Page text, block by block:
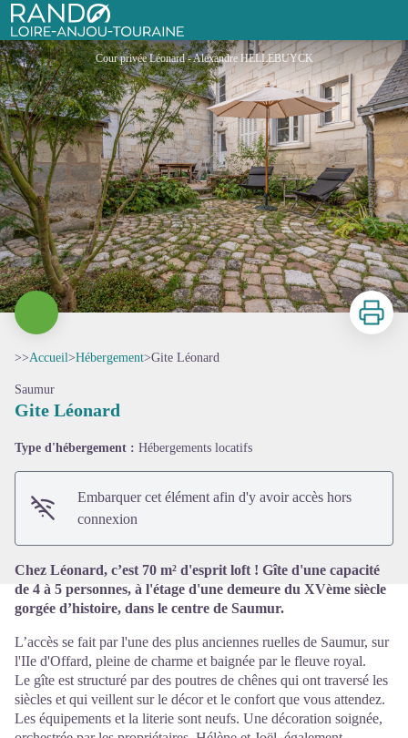
Rando Loire-Anjou-Touraine
Gite Léonard
Cour privée Léonard - Alexandre HELLEBUYCK
Imprimer
>>Accueil>Hébergement>Gite Léonard
Saumur
Gite Léonard
Type d'hébergement : Hébergements locatifs
Embarquer cet élément afin d'y avoir accès hors
connexion
Chez Léonard, c’est 70 m² d'esprit loft ! Gîte d'une capacité
de 4 à 5 personnes, à l'étage d'une demeure du XVème siècle
gorgée d’histoire, dans le centre de Saumur.
L’accès se fait par l'une des plus anciennes ruelles de Saumur, sur
l'IIe d'Offard, pleine de charme et baignée par le fleuve royal.
Le gîte est structuré par des poutres de chênes qui ont traversé les
siècles et qui veillent sur le décor et le confort que vous attendez.
Les équipements et la literie sont neufs. Une décoration soignée,